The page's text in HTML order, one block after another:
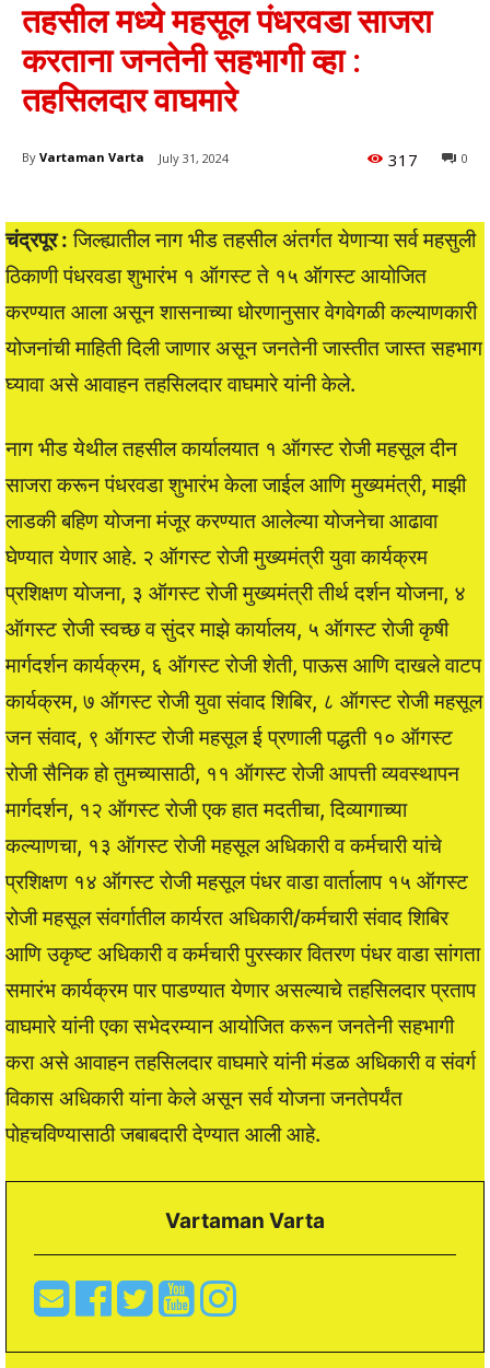
तहसील मध्ये महसूल पंधरवडा साजरा
करताना जनतेनी सहभागी व्हा :
तहसिलदार वाघमारे
By Vartaman Varta July 31, 2024 0
317
चंद्रपूर : जिल्ह्यातील नाग भीड तहसील अंतर्गत येणाऱ्या सर्व महसुली
ठिकाणी पंधरवडा शुभारंभ १ ऑगस्ट ते १५ ऑगस्ट आयोजित
करण्यात आला असून शासनाच्या धोरणानुसार वेगवेगळी कल्याणकारी
योजनांची माहिती दिली जाणार असून जनतेनी जास्तीत जास्त सहभाग
घ्यावा असे आवाहन तहसिलदार वाघमारे यांनी केले.
नाग भीड येथील तहसील कार्यालयात १ ऑगस्ट रोजी महसूल दीन
साजरा करून पंधरवडा शुभारंभ केला जाईल आणि मुख्यमंत्री, माझी
लाडकी बहिण योजना मंजूर करण्यात आलेल्या योजनेचा आढावा
घेण्यात येणार आहे. २ ऑगस्ट रोजी मुख्यमंत्री युवा कार्यक्रम
प्रशिक्षण योजना, ३ ऑगस्ट रोजी मुख्यमंत्री तीर्थ दर्शन योजना, ४
ऑगस्ट रोजी स्वच्छ व सुंदर माझे कार्यालय, ५ ऑगस्ट रोजी कृषी
मार्गदर्शन कार्यक्रम, ६ ऑगस्ट रोजी शेती, पाऊस आणि दाखले वाटप
कार्यक्रम, ७ ऑगस्ट रोजी युवा संवाद शिबिर, ८ ऑगस्ट रोजी महसूल
जन संवाद, ९ ऑगस्ट रोजी महसूल ई प्रणाली पद्धती १० ऑगस्ट
रोजी सैनिक हो तुमच्यासाठी, ११ ऑगस्ट रोजी आपत्ती व्यवस्थापन
मार्गदर्शन, १२ ऑगस्ट रोजी एक हात मदतीचा, दिव्यागाच्या
कल्याणचा, १३ ऑगस्ट रोजी महसूल अधिकारी व कर्मचारी यांचे
प्रशिक्षण १४ ऑगस्ट रोजी महसूल पंधर वाडा वार्तालाप १५ ऑगस्ट
रोजी महसूल संवर्गातील कार्यरत अधिकारी/कर्मचारी संवाद शिबिर
आणि उकृष्ट अधिकारी व कर्मचारी पुरस्कार वितरण पंधर वाडा सांगता
समारंभ कार्यक्रम पार पाडण्यात येणार असल्याचे तहसिलदार प्रताप
वाघमारे यांनी एका सभेदरम्यान आयोजित करून जनतेनी सहभागी
करा असे आवाहन तहसिलदार वाघमारे यांनी मंडळ अधिकारी व संवर्ग
विकास अधिकारी यांना केले असून सर्व योजना जनतेपर्यंत
पोहचविण्यासाठी जबाबदारी देण्यात आली आहे.
Vartaman Varta